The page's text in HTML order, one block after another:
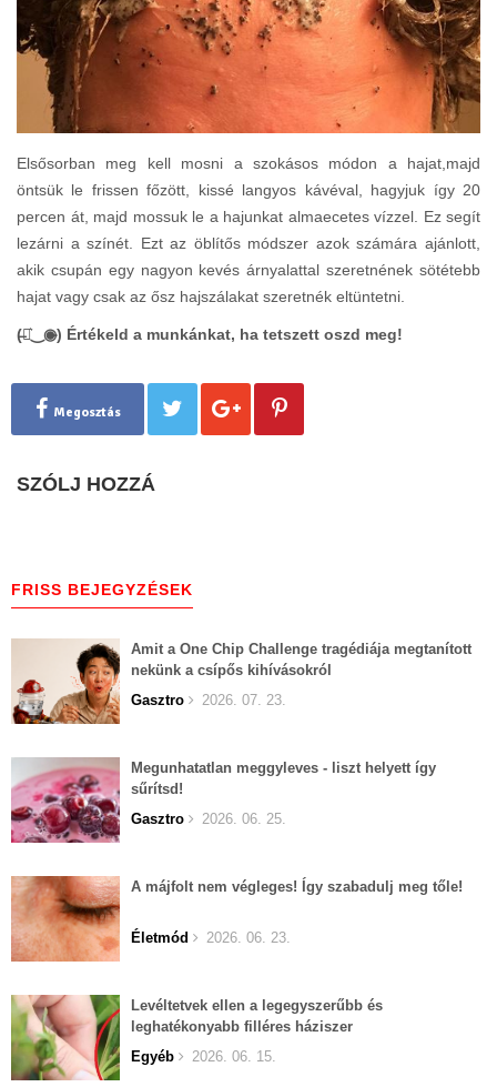
Elsősorban meg kell mosni a szokásos módon a hajat,majd
öntsük le frissen főzött, kissé langyos kávéval, hagyjuk így 20
percen át, majd mossuk le a hajunkat almaecetes vízzel. Ez segít
lezárni a színét. Ezt az öblítős módszer azok számára ajánlott,
akik csupán egy nagyon kevés árnyalattal szeretnének sötétebb
hajat vagy csak az ősz hajszálakat szeretnék eltüntetni.
(̶◉͛‿◉̶) Értékeld a munkánkat, ha tetszett oszd meg!
Megosztás
SZÓLJ HOZZÁ
FRISS BEJEGYZÉSEK
Amit a One Chip Challenge tragédiája megtanított
nekünk a csípős kihívásokról
Gasztro
2026. 07. 23.
Megunhatatlan meggyleves - liszt helyett így
sűrítsd!
Gasztro
2026. 06. 25.
A májfolt nem végleges! Így szabadulj meg tőle!
Életmód 2026. 06. 23.
Levéltetvek ellen a legegyszerűbb és
leghatékonyabb filléres háziszer
Egyéb
2026. 06. 15.